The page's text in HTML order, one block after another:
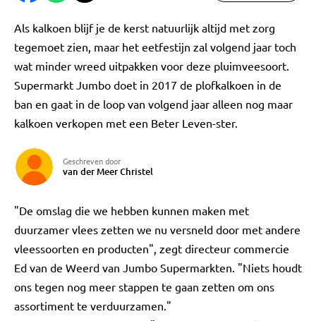
Als kalkoen blijf je de kerst natuurlijk altijd met zorg
tegemoet zien, maar het eetfestijn zal volgend jaar toch
wat minder wreed uitpakken voor deze pluimveesoort.
Supermarkt Jumbo doet in 2017 de plofkalkoen in de
ban en gaat in de loop van volgend jaar alleen nog maar
kalkoen verkopen met een Beter Leven-ster.
Geschreven door
van der Meer Christel
"De omslag die we hebben kunnen maken met
duurzamer vlees zetten we nu versneld door met andere
vleessoorten en producten", zegt directeur commercie
Ed van de Weerd van Jumbo Supermarkten. "Niets houdt
ons tegen nog meer stappen te gaan zetten om ons
assortiment te verduurzamen."